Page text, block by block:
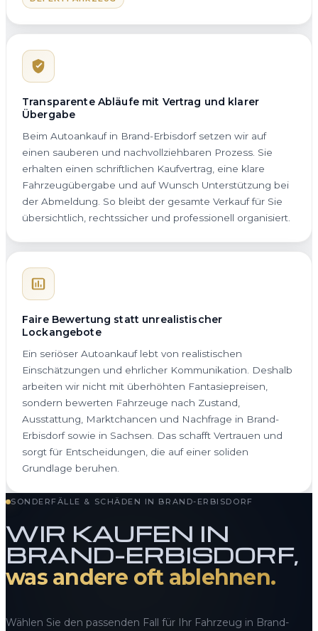
Transparente Abläufe mit Vertrag und klarer
Übergabe
Beim Autoankauf in Brand-Erbisdorf setzen wir auf
einen sauberen und nachvollziehbaren Prozess. Sie
erhalten einen schriftlichen Kaufvertrag, eine klare
Fahrzeugübergabe und auf Wunsch Unterstützung bei
der Abmeldung. So bleibt der gesamte Verkauf für Sie
übersichtlich, rechtssicher und professionell organisiert.
Faire Bewertung statt unrealistischer
Lockangebote
Ein seriöser Autoankauf lebt von realistischen
Einschätzungen und ehrlicher Kommunikation. Deshalb
arbeiten wir nicht mit überhöhten Fantasiepreisen,
sondern bewerten Fahrzeuge nach Zustand,
Ausstattung, Marktchancen und Nachfrage in Brand-
Erbisdorf sowie in Sachsen. Das schafft Vertrauen und
sorgt für Entscheidungen, die auf einer soliden
Grundlage beruhen.
SONDERFÄLLE & SCHÄDEN IN BRAND-ERBISDORF
WIR KAUFEN IN
BRAND-ERBISDORF,
was andere oft ablehnen.
Wählen Sie den passenden Fall für Ihr Fahrzeug in Brand-